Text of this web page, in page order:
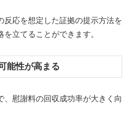
反応を想定した証拠の提示方法を
立てることができます。
能性が高まる
、慰謝料の回収成功率が大きく向